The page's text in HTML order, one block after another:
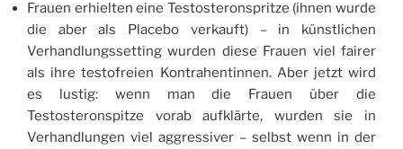
Frauen erhielten eine Testosteronspritze (ihnen wurde
die aber als Placebo verkauft) – in künstlichen
Verhandlungssetting wurden diese Frauen viel fairer
als ihre testofreien Kontrahentinnen. Aber jetzt wird
es lustig: wenn man die Frauen über die
Testosteronspitze vorab aufklärte, wurden sie in
Verhandlungen viel aggressiver – selbst wenn in der